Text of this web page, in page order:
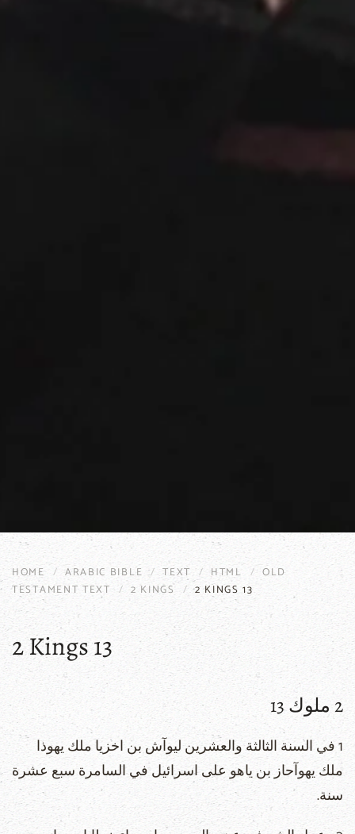
HOME ARABIC BIBLE TEXT HTML
OLD
TESTAMENT TEXT
2 KINGS 2 KINGS 13
2 Kings 13
2 ملوك 13
1 في السنة الثالثة والعشرين ليوآش بن اخزيا ملك يهوذا
ملك يهوآحاز بن ياهو على اسرائيل في السامرة سبع عشرة
سنة.